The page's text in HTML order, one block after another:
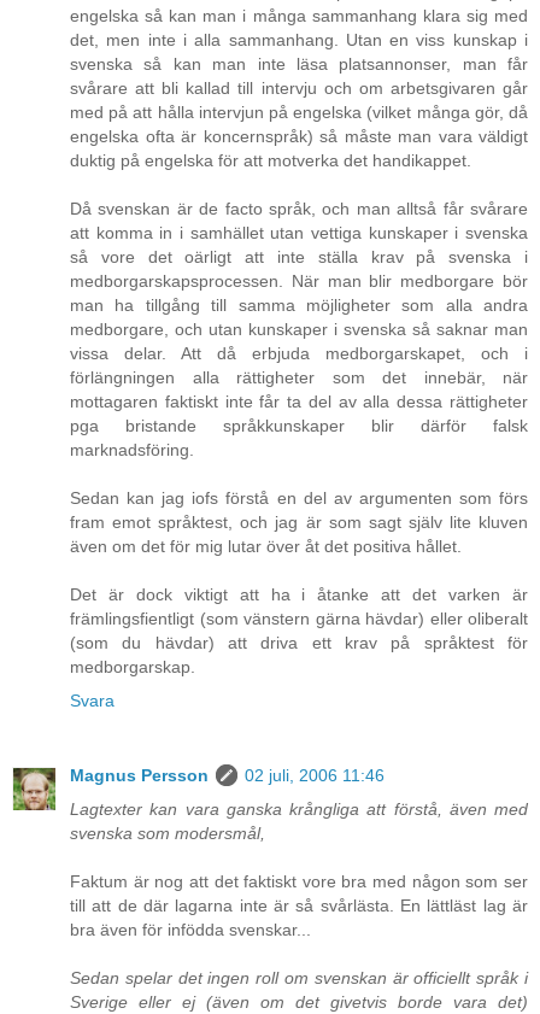
engelska så kan man i många sammanhang klara sig med
det, men inte i alla sammanhang. Utan en viss kunskap i
svenska så kan man inte läsa platsannonser, man får
svårare att bli kallad till intervju och om arbetsgivaren går
med på att hålla intervjun på engelska (vilket många gör, då
engelska ofta är koncernspråk) så måste man vara väldigt
duktig på engelska för att motverka det handikappet.
Då svenskan är de facto språk, och man alltså får svårare
att komma in i samhället utan vettiga kunskaper i svenska
så vore det oärligt att inte ställa krav på svenska i
medborgarskapsprocessen. När man blir medborgare bör
man ha tillgång till samma möjligheter som alla andra
medborgare, och utan kunskaper i svenska så saknar man
vissa delar. Att då erbjuda medborgarskapet, och i
förlängningen alla rättigheter som det innebär, när
mottagaren faktiskt inte får ta del av alla dessa rättigheter
pga bristande språkkunskaper blir därför falsk
marknadsföring.
Sedan kan jag iofs förstå en del av argumenten som förs
fram emot språktest, och jag är som sagt själv lite kluven
även om det för mig lutar över åt det positiva hållet.
Det är dock viktigt att ha i åtanke att det varken är
främlingsfientligt (som vänstern gärna hävdar) eller oliberalt
(som du hävdar) att driva ett krav på språktest för
medborgarskap.
Svara
Magnus Persson
02 juli, 2006 11:46
Lagtexter kan vara ganska krångliga att förstå, även med
svenska som modersmål,
Faktum är nog att det faktiskt vore bra med någon som ser
till att de där lagarna inte är så svårlästa. En lättläst lag är
bra även för infödda svenskar...
Sedan spelar det ingen roll om svenskan är officiellt språk i
Sverige eller ej (även om det givetvis borde vara det)